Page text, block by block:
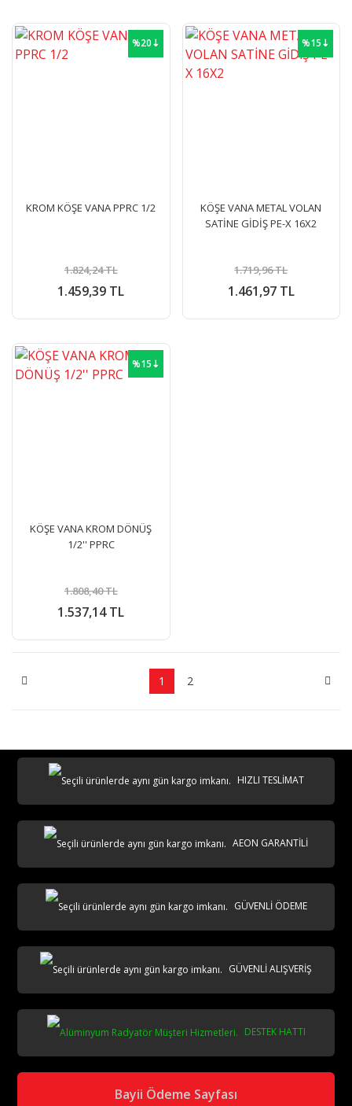
%20⇣
KROM KÖŞE VANA PPRC 1/2
1.459,39 TL
1.824,24 TL
%15⇣
KÖŞE VANA METAL VOLAN
SATİNE GİDİŞ PE-X 16X2
1.461,97 TL
1.719,96 TL
%15⇣
KÖŞE VANA KROM DÖNÜŞ
1/2'' PPRC
1.537,14 TL
1.808,40 TL
1 2
HIZLI TESLİMAT
AEON GARANTİLİ
GÜVENLİ ÖDEME
GÜVENLİ ALIŞVERİŞ
DESTEK HATTI
Bayii Ödeme Sayfası